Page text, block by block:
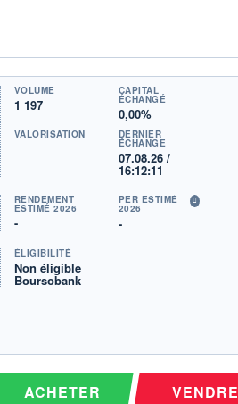
VOLUME
1 197
CAPITAL
ÉCHANGÉ
0,00%
VALORISATION DERNIER
ÉCHANGE
07.08.26 /
16:12:11
RENDEMENT
ESTIMÉ 2026
-
PER ESTIMÉ
2026
-
ÉLIGIBILITÉ
Non éligible
Boursobank
ACHETER VENDRE